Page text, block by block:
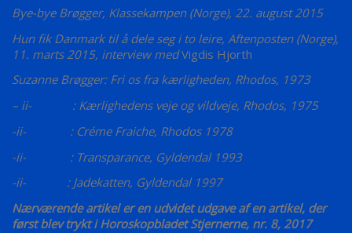
Bye-bye Brøgger, Klassekampen (Norge), 22. august 2015
Hun fik Danmark til å dele seg i to leire, Aftenposten (Norge),
11. marts 2015, interview medVigdis Hjorth
Suzanne Brøgger: Fri os fra kærligheden, Rhodos, 1973
– ii- : Kærlighedens veje og vildveje, Rhodos, 1975
-ii- : Créme Fraiche, Rhodos 1978
-ii- : Transparance, Gyldendal 1993
-ii- : Jadekatten, Gyldendal 1997
Nærværende artikel er en udvidet udgave af en artikel, der
først blev trykt i Horoskopbladet Stjernerne, nr. 8, 2017